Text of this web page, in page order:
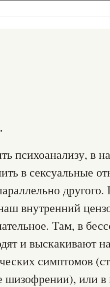
психоанализу, в
в сексуальные
внутренний
Там, в
и выскакивают
симптомов
шизофрении), или